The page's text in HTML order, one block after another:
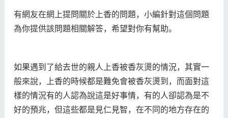
有網友在網上提問關於上香的問題，小編針對這個問題
為你提供該問題相關解答，希望對你有幫助。
如果遇到了給去世的親人上香被香灰燙的情況，其實一
般來說，上香的時候都是難免會被香灰燙到，而面對這
樣的情況有的人認為說這是好事情，有的人卻認為是不
好的預兆，但這些都是見仁見智，在不同的地方存在的